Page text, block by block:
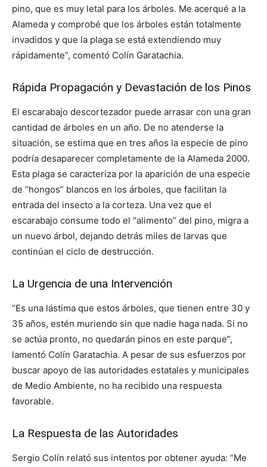
pino, que es muy letal para los árboles. Me acerqué a la
Alameda y comprobé que los árboles están totalmente
invadidos y que la plaga se está extendiendo muy
rápidamente”, comentó Colín Garatachia.
Rápida Propagación y Devastación de los Pinos
El escarabajo descortezador puede arrasar con una gran
cantidad de árboles en un año. De no atenderse la
situación, se estima que en tres años la especie de pino
podría desaparecer completamente de la Alameda 2000.
Esta plaga se caracteriza por la aparición de una especie
de “hongos” blancos en los árboles, que facilitan la
entrada del insecto a la corteza. Una vez que el
escarabajo consume todo el “alimento” del pino, migra a
un nuevo árbol, dejando detrás miles de larvas que
continúan el ciclo de destrucción.
La Urgencia de una Intervención
“Es una lástima que estos árboles, que tienen entre 30 y
35 años, estén muriendo sin que nadie haga nada. Si no
se actúa pronto, no quedarán pinos en este parque”,
lamentó Colín Garatachia. A pesar de sus esfuerzos por
buscar apoyo de las autoridades estatales y municipales
de Medio Ambiente, no ha recibido una respuesta
favorable.
La Respuesta de las Autoridades
Sergio Colín relató sus intentos por obtener ayuda: “Me